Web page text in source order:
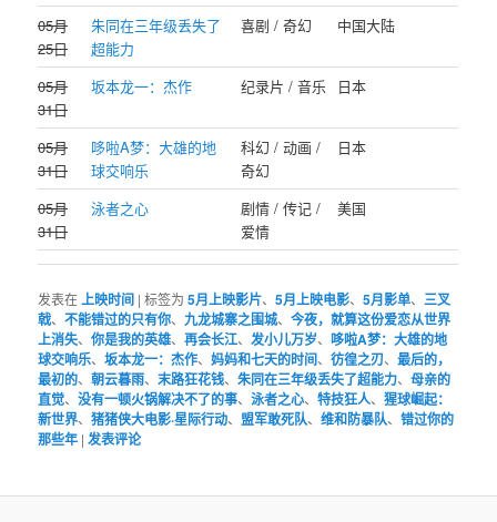
05月
25日
朱同在三年级丢失了
超能力
喜剧 / 奇幻 中国大陆
05月
31日
坂本龙一：杰作 纪录片 / 音乐 日本
05月
31日
哆啦A梦：大雄的地
球交响乐
科幻 / 动画 /
奇幻
日本
05月
31日
泳者之心
剧情 / 传记 /
爱情
美国
发表在上映时间 |标签为 5月上映影片、5月上映电影、5月影单、 三叉
戟、不能错过的只有你、 九龙城寨之围城、今夜，就算这份爱恋从世界
上消失、你是我的英雄、再会长江、发小儿万岁、 哆啦A梦：大雄的地
球交响乐、坂本龙一：杰作、妈妈和七天的时间、彷徨之刃、最后的，
最初的、朝云暮雨、末路狂花钱、朱同在三年级丢失了超能力、母亲的
直觉、没有一顿火锅解决不了的事、泳者之心、特技狂人、猩球崛起：
新世界、猪猪侠大电影·星际行动、 盟军敢死队、维和防暴队、错过你的
那些年 |发表评论